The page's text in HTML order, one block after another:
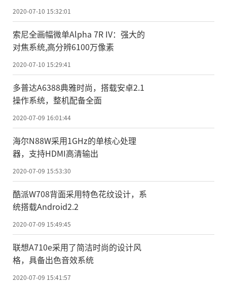
2020-07-10 15:32:01
索尼全画幅微单Alpha 7R IV：强大的
对焦系统,高分辨6100万像素
2020-07-10 15:29:41
多普达A6388典雅时尚，搭载安卓2.1
操作系统，整机配备全面
2020-07-09 16:01:44
海尔N88W采用1GHz的单核心处理
器，支持HDMI高清输出
2020-07-09 15:53:30
酷派W708背面采用特色花纹设计，系
统搭载Android2.2
2020-07-09 15:49:45
联想A710e采用了简洁时尚的设计风
格，具备出色音效系统
2020-07-09 15:41:57